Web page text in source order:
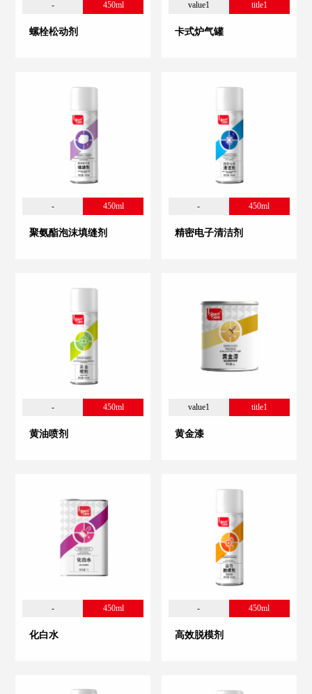
- 450ml
螺栓松动剂
value1 title1
卡式炉气罐
- 450ml
聚氨酯泡沫填缝剂
- 450ml
精密电子清洁剂
- 450ml
黄油喷剂
value1 title1
黄金漆
- 450ml
化白水
- 450ml
高效脱模剂